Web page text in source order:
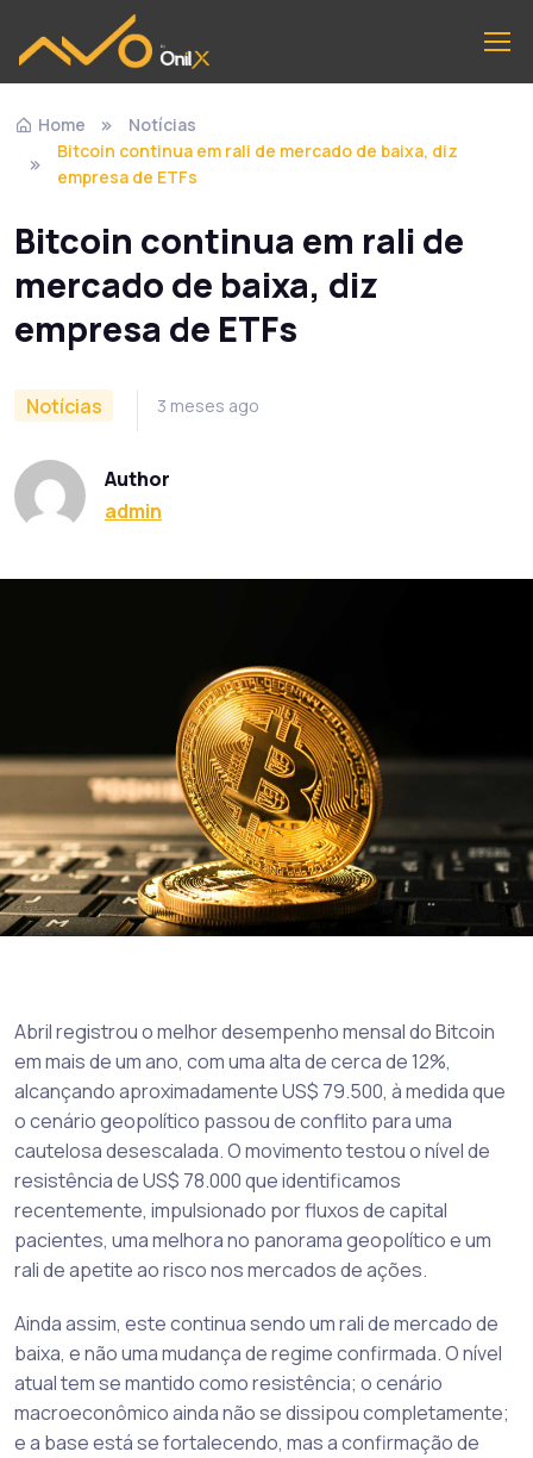
Home
Notícias
Bitcoin continua em rali de mercado de baixa, diz
empresa de ETFs
Bitcoin continua em rali de
mercado de baixa, diz
empresa de ETFs
Notícias 3 meses ago
Author
admin
Abril registrou o melhor desempenho mensal do Bitcoin
em mais de um ano, com uma alta de cerca de 12%,
alcançando aproximadamente US$ 79.500, à medida que
o cenário geopolítico passou de conflito para uma
cautelosa desescalada. O movimento testou o nível de
resistência de US$ 78.000 que identificamos
recentemente, impulsionado por fluxos de capital
pacientes, uma melhora no panorama geopolítico e um
rali de apetite ao risco nos mercados de ações.
Ainda assim, este continua sendo um rali de mercado de
baixa, e não uma mudança de regime confirmada. O nível
atual tem se mantido como resistência; o cenário
macroeconômico ainda não se dissipou completamente;
e a base está se fortalecendo, mas a confirmação de